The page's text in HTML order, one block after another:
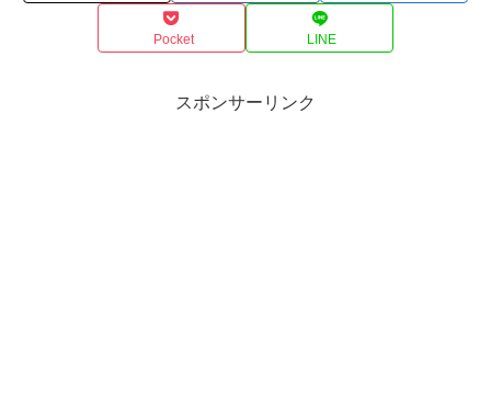
Pocket LINE
スポンサーリンク